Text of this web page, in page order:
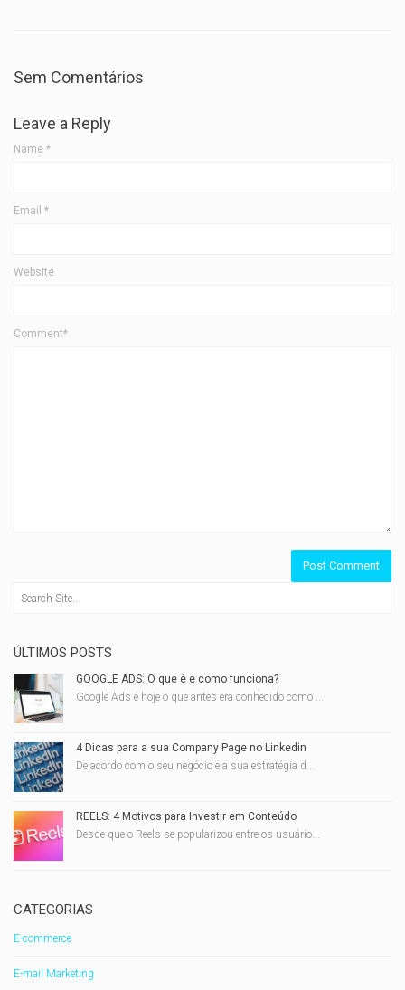
Sem Comentários
Leave a Reply
Name *
Email *
Website
Comment*
ÚLTIMOS POSTS
GOOGLE ADS: O que é e como funciona?
Google Ads é hoje o que antes era conhecido como ...
4 Dicas para a sua Company Page no Linkedin
De acordo com o seu negócio e a sua estratégia d...
REELS: 4 Motivos para Investir em Conteúdo
Desde que o Reels se popularizou entre os usuário...
CATEGORIAS
E-commerce
E-mail Marketing